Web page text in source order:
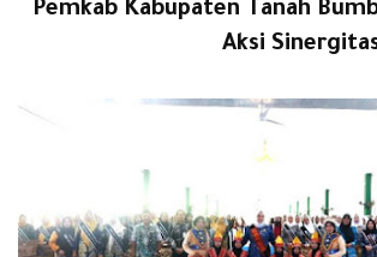
Pemkab Kabupaten Tanah
Aksi